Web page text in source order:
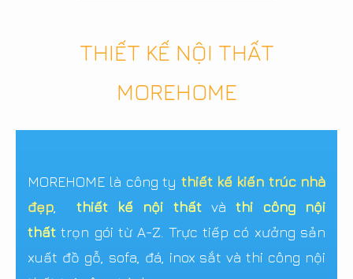
THIẾT KẾ NỘI THẤT
MOREHOME
MOREHOME là công ty thiết kế kiến trúc nhà
đẹp, thiết kế nội thấtvàthi công nội
thất trọn gói từ A-Z. Trực tiếp có xưởng sản
xuất đồ gỗ, sofa, đá, inox sắt và thi công nội